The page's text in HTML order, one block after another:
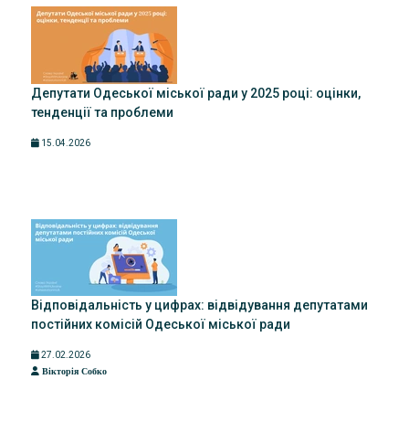
Депутати Одеської міської ради у 2025 році: оцінки,
тенденції та проблеми
15.04.2026
Відповідальність у цифрах: відвідування депутатами
постійних комісій Одеської міської ради
27.02.2026
Вікторія Собко